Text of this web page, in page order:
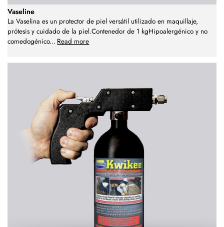
Vaseline
La Vaselina es un protector de piel versátil utilizado en maquillaje,
prótesis y cuidado de la piel.Contenedor de 1 kgHipoalergénico y no
comedogénico... Read more